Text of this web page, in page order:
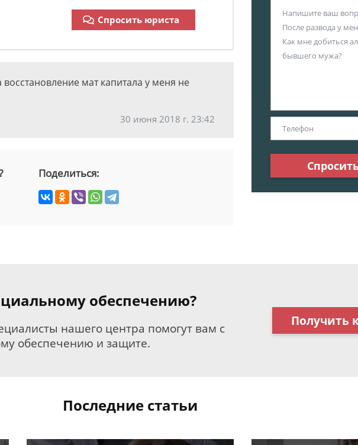
Спросить юриста
мат капитала у меня не
30 июня 2018 г. 23:42
Поделиться:
обеспечению?
нашего центра помогут вам с
обеспечению и защите.
Получить
Последние статьи